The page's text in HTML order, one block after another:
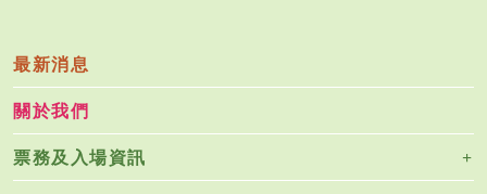
最新消息
關於我們
票務及入場資訊